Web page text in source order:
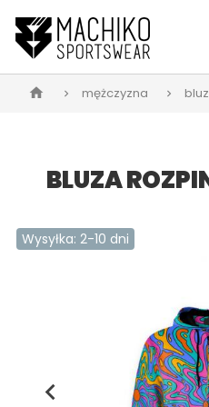
home mężczyzna
BLUZA
Wysyłka: 2-10 dni